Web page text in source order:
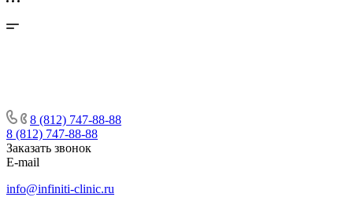
8 (812) 747-88-88
8 (812) 747-88-88
Заказать звонок
E-mail
info@infiniti-clinic.ru